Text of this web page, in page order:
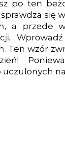
po ten
się
a przede
Ten wzór
na